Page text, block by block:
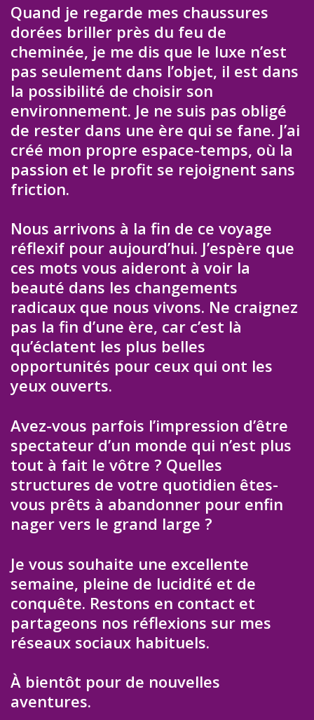
Quand je regarde mes chaussures
dorées briller près du feu de
cheminée, je me dis que le luxe n’est
pas seulement dans l’objet, il est dans
la possibilité de choisir son
environnement. Je ne suis pas obligé
de rester dans une ère qui se fane. J’ai
créé mon propre espace-temps, où la
passion et le profit se rejoignent sans
friction.
Nous arrivons à la fin de ce voyage
réflexif pour aujourd’hui. J’espère que
ces mots vous aideront à voir la
beauté dans les changements
radicaux que nous vivons. Ne craignez
pas la fin d’une ère, car c’est là
qu’éclatent les plus belles
opportunités pour ceux qui ont les
yeux ouverts.
Avez-vous parfois l’impression d’être
spectateur d’un monde qui n’est plus
tout à fait le vôtre ? Quelles
structures de votre quotidien êtes-
vous prêts à abandonner pour enfin
nager vers le grand large ?
Je vous souhaite une excellente
semaine, pleine de lucidité et de
conquête. Restons en contact et
partageons nos réflexions sur mes
réseaux sociaux habituels.
À bientôt pour de nouvelles
aventures.